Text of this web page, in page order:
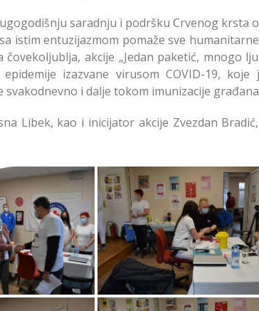
saradnju i podršku Crvenog krsta
istim entuzijazmom pomaže sve
akcije „Jedan paketić, mnogo
izazvane virusom COVID-19, koje
i dalje tokom imunizacije
Libek, kao i inicijator akcije Zvezdan
Krvi na
145
Crvenog
Akcijom Davalaštva
Čukarici Obeleženo
Godina od Osnivanja
Krsta Srbije